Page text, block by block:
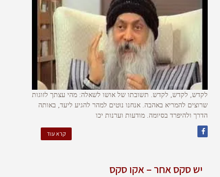
לקדש, לקדש, לקדש. תשובתו של אושו לשאלה: מהי עצתך לזוגות
שרוצים להמריא באהבה. אנחנו נוטים למהר להגיע ליעד, באותה
הדרך ולהיפרד בסיומה. מודעות וערנות יכו
קרא עוד
יש סקס אחר – אקו סקס